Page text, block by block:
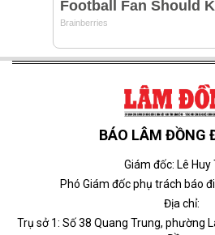
BÁO LÂM ĐỒNG
Giám đốc: Lê Huy
Phó Giám đốc phụ trách báo
Địa chỉ:
Trụ sở 1: Số 38 Quang Trung, phường